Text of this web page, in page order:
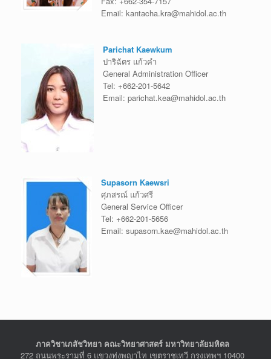
Email: kantacha.kra@mahidol.ac.th
Parichat Kaewkum
ปาริฉัตร แก้วคำ
General Administration Officer
Tel: +662-201-5642
Email: parichat.kea@mahidol.ac.th
Supasorn Kaewsri
ศุภสรณ์ แก้วศรี
General Service Officer
Tel: +662-201-5656
Email: supasorn.kae@mahidol.ac.th
ภาควิชาเภสัชวิทยา คณะวิทยาศาสตร์ มหาวิทยาลัยมหิดล
272 ถนนพระรามที่ 6 แขวงทุ่งพญาไท เขตราชเทวี กรุงเทพฯ 10400